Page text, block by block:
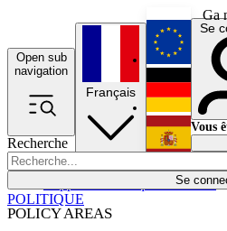
Ga
Open sub
navigation
Recherche
Se
POLICY AREAS
Économie
Français
English
Se
Vous
POLITIQUE